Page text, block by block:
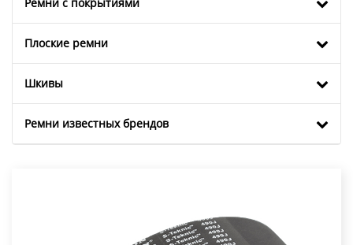
Плоские ремни
Шкивы
Ремни известных брендов